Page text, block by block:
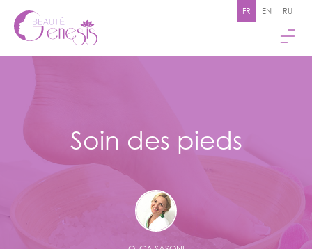
FR EN RU
Soin des pieds